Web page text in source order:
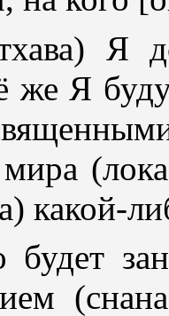
Я
же Я
какой-
будет